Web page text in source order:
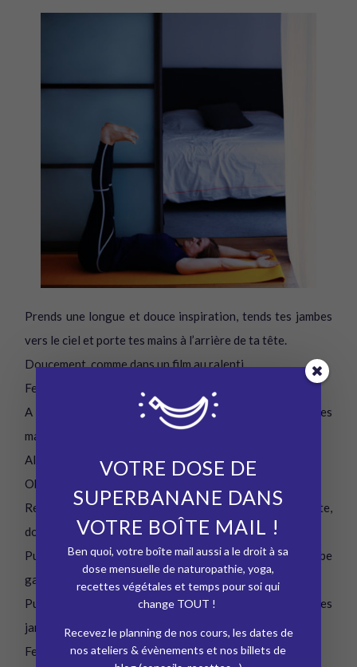
Prends une longue et douce inspiration, tends tes jambes
vers le ciel et porte tes mains à l’arrière de ta tête.
Doucement, comme dans un film au ralenti.
Ferme tes yeux, observe les mouvements de ton corps.
A l’expiration, ramène tes genoux sur ta poitrine et tes
mains sur tes genoux.
Allonge le temps de l’expiration.
Observe ton souffle.
Reproduis le mouvement 7 fois, ta respiration est lente,
douce, profonde.
Puis, laisse tomber ta jambe droite vers le sol, et ta jambe
gauche.
Puis, tourne ta tête dans la direction opposée de tes
jambes, en regardant la paume de ta main gauche.
Ferme les yeux.
VOTRE DOSE DE
SUPERBANANE DANS
VOTRE BOÎTE MAIL !
Ben quoi, votre boîte mail aussi a le droit à sa
dose mensuelle de naturopathie, yoga,
recettes végétales et temps pour soi qui
change TOUT !
Recevez le planning de nos cours, les dates de
nos ateliers & évènements et nos billets de